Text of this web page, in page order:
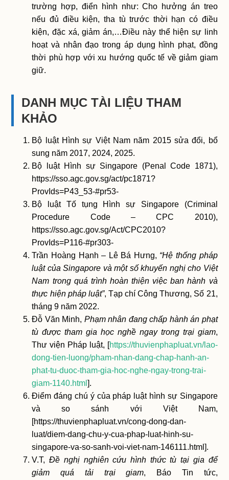
trường hợp, điển hình như: Cho hưởng án treo
nếu đủ điều kiện, tha tù trước thời hạn có điều
kiện, đặc xá, giảm án,…Điều này thể hiện sự linh
hoạt và nhân đạo trong áp dụng hình phạt, đồng
thời phù hợp với xu hướng quốc tế về giảm giam
giữ.
DANH MỤC TÀI LIỆU THAM
KHẢO
Bộ luật Hình sự Việt Nam năm 2015 sửa đổi, bổ
sung năm 2017, 2024, 2025.
Bộ luật Hình sự Singapore (Penal Code 1871),
https://sso.agc.gov.sg/act/pc1871?
ProvIds=P43_53-#pr53-
Bộ luật Tố tụng Hình sự Singapore (Criminal
Procedure Code – CPC 2010),
https://sso.agc.gov.sg/Act/CPC2010?
ProvIds=P116-#pr303-
Trần Hoàng Hạnh – Lê Bá Hưng, “Hệ thống pháp
luật của Singapore và một số khuyến nghị cho Việt
Nam trong quá trình hoàn thiện việc ban hành và
thực hiện pháp luật”, Tạp chí Công Thương, Số 21,
tháng 9 năm 2022.
Đỗ Văn Minh, Phạm nhân đang chấp hành án phạt
tù được tham gia học nghề ngay trong trại giam,
Thư viện Pháp luật, [https://thuvienphapluat.vn/lao-
dong-tien-luong/pham-nhan-dang-chap-hanh-an-
phat-tu-duoc-tham-gia-hoc-nghe-ngay-trong-trai-
giam-1140.html].
Điểm đáng chú ý của pháp luật hình sự Singapore
và so sánh với Việt Nam,
[https://thuvienphapluat.vn/cong-dong-dan-
luat/diem-dang-chu-y-cua-phap-luat-hinh-su-
singapore-va-so-sanh-voi-viet-nam-146111.html].
V.T,Đề nghị nghiên cứu hình thức tù tại gia để
giảm quá tải trại giam, Báo Tin tức,